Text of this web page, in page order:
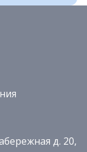
д. 20,